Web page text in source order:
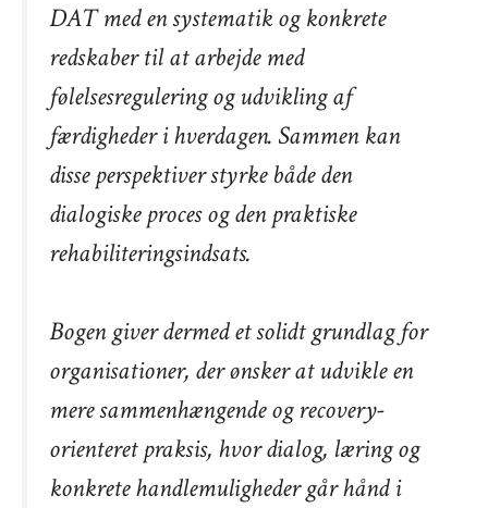
DAT med en systematik og konkrete
redskaber til at arbejde med
følelsesregulering og udvikling af
færdigheder i hverdagen. Sammen kan
disse perspektiver styrke både den
dialogiske proces og den praktiske
rehabiliteringsindsats.
Bogen giver dermed et solidt grundlag for
organisationer, der ønsker at udvikle en
mere sammenhængende og recovery-
orienteret praksis, hvor dialog, læring og
konkrete handlemuligheder går hånd i